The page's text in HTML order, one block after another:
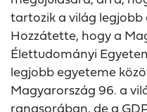
tartozik a világ legjobb
Hozzátette, hogy a
Élettudományi
legjobb egyeteme
Magyarország 96. a
rangsorában, de a